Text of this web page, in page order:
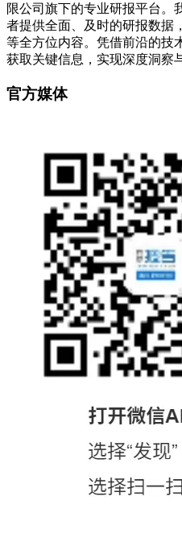
限公司旗下的专业研报平台。
者提供全面、及时的研报数据
等全方位内容。凭借前沿的技
获取关键信息，实现深度洞察
官方媒体